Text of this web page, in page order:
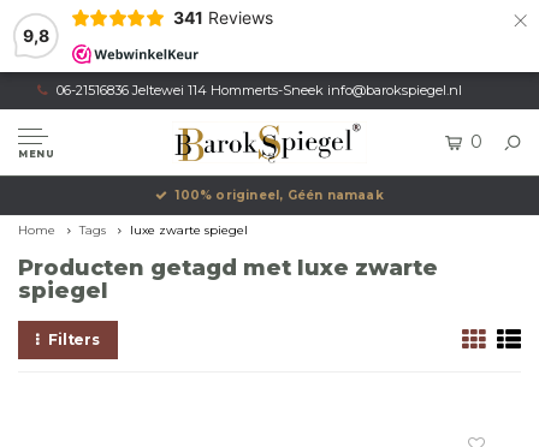
9,8
341 Reviews ×
06-21516836 Jeltewei 114 Hommerts-Sneek info@barokspiegel.nl
MENU
0
100% origineel, Géén namaak
Home Tags luxe zwarte spiegel
Producten getagd met luxe zwarte
spiegel
Filters